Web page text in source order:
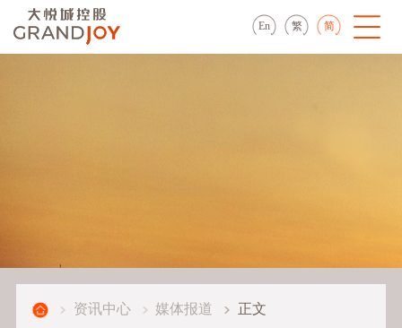
En 繁 简
资讯中心 媒体报道 正文